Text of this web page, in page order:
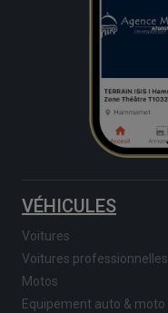
VÉHICULES
Voitures
Voitures professionnelles
Motos
Equipement auto & moto